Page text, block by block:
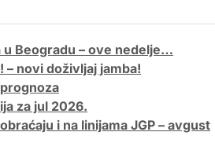
u Beogradu – ove nedelje…
– novi doživljaj jamba!
za jul 2026.
i na linijama JGP – avgust